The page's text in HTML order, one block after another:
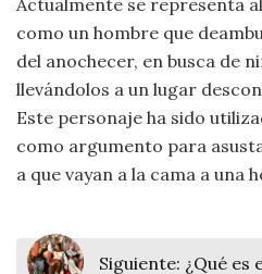
como un hombre que
del anochecer, en busca de
llevándolos a un lugar
Este personaje ha sido
como argumento para
a que vayan a la cama a una
Siguiente: ¿Qué es